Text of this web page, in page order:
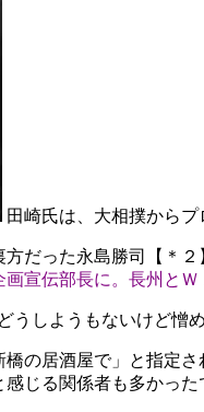
田崎氏は、大相撲から
った永島勝司【＊２
宣伝部長に。長州と
しようもないけど憎
居酒屋で」と指定さ
じる関係者も多かった